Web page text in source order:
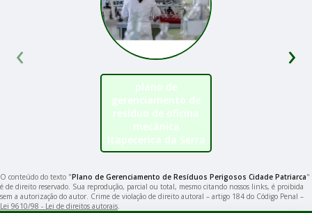
plano de
gerenciamento de
resíduo de oficina
mecânica
Itapecerica da Serra
‹ ›
O conteúdo do texto "Plano de Gerenciamento de Resíduos Perigosos Cidade Patriarca"
é de direito reservado. Sua reprodução, parcial ou total, mesmo citando nossos links, é proibida
sem a autorização do autor. Crime de violação de direito autoral – artigo 184 do Código Penal –
Lei 9610/98 - Lei de direitos autorais.